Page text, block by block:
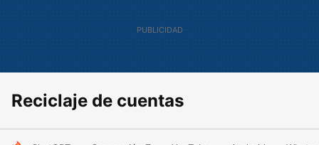
Reciclaje de cuentas